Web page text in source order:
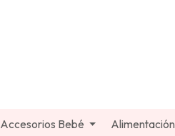
Accesorios Bebé Alimentación